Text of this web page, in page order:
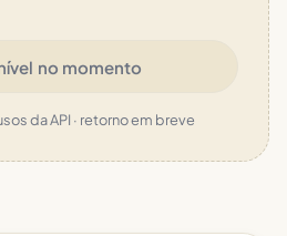
no momento
da API · retorno em breve